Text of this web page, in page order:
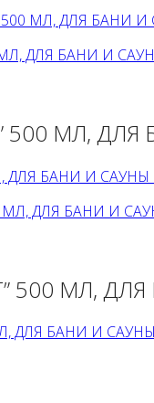
МЛ, ДЛЯ БАНИ И
МЛ, ДЛЯ
ДЛЯ БАНИ И САУНЫ
500 МЛ,
ДЛЯ БАНИ И САУНЫ